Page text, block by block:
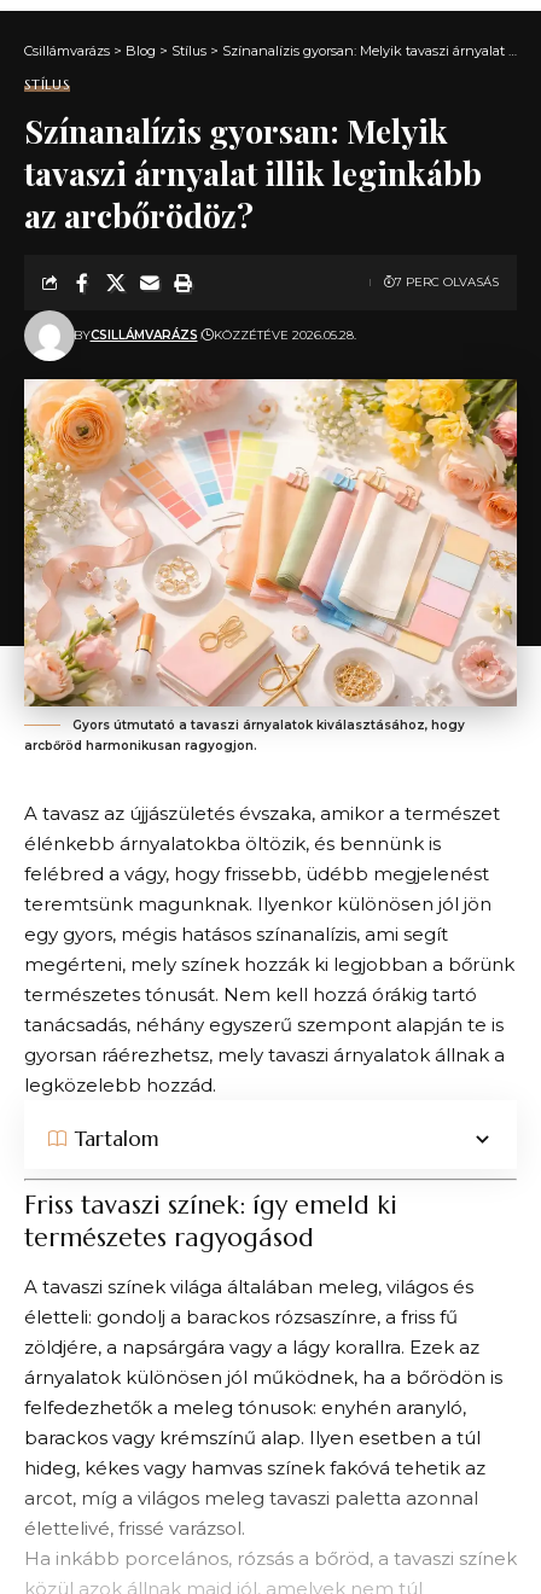
Csillámvarázs > Blog > Stílus > Színanalízis gyorsan: Melyik tavaszi árnyalat illik leginkább az arcbőrödöz?
STÍLUS
Színanalízis gyorsan: Melyik
tavaszi árnyalat illik leginkább
az arcbőrödöz?
BYCSILLÁMVARÁZS KÖZZÉTÉVE 2026.05.28.
7 PERC OLVASÁS
Gyors útmutató a tavaszi árnyalatok kiválasztásához, hogy
arcbőröd harmonikusan ragyogjon.
A tavasz az újjászületés évszaka, amikor a természet
élénkebb árnyalatokba öltözik, és bennünk is
felébred a vágy, hogy frissebb, üdébb megjelenést
teremtsünk magunknak. Ilyenkor különösen jól jön
egy gyors, mégis hatásos színanalízis, ami segít
megérteni, mely színek hozzák ki legjobban a bőrünk
természetes tónusát. Nem kell hozzá órákig tartó
tanácsadás, néhány egyszerű szempont alapján te is
gyorsan ráérezhetsz, mely tavaszi árnyalatok állnak a
legközelebb hozzád.
Tartalom
Friss tavaszi színek: így emeld ki
természetes ragyogásod
A tavaszi színek világa általában meleg, világos és
életteli: gondolj a barackos rózsaszínre, a friss fű
zöldjére, a napsárgára vagy a lágy korallra. Ezek az
árnyalatok különösen jól működnek, ha a bőrödön is
felfedezhetők a meleg tónusok: enyhén aranyló,
barackos vagy krémszínű alap. Ilyen esetben a túl
hideg, kékes vagy hamvas színek fakóvá tehetik az
arcot, míg a világos meleg tavaszi paletta azonnal
élettelivé, frissé varázsol.
Ha inkább porcelános, rózsás a bőröd, a tavaszi színek
közül azok állnak majd jól, amelyek nem túl